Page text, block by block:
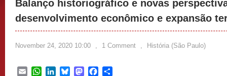
Balanço historiográfico e novas
desenvolvimento econômico e expansão
November 24, 2020 10:00 , 1 Comment , História (São Paulo)
EmailWhatsApp
LinkedInBlueskyMastodonFacebook